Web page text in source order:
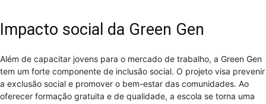
Impacto social da Green Gen
Além de capacitar jovens para o mercado de trabalho, a Green Gen
tem um forte componente de inclusão social. O projeto visa prevenir
a exclusão social e promover o bem-estar das comunidades. Ao
oferecer formação gratuita e de qualidade, a escola se torna uma